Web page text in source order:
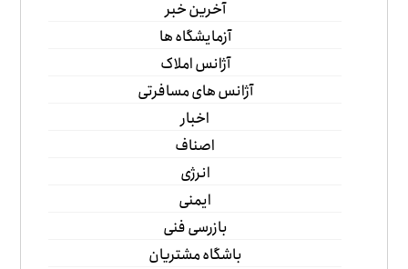
آخرین خبر
آزمایشگاه ها
آژانس املاک
آژانس های مسافرتی
اخبار
اصناف
انرژی
ایمنی
بازرسی فنی
باشگاه مشتریان